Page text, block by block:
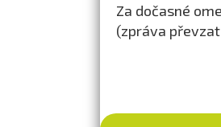
Za dočasné
(zpráva